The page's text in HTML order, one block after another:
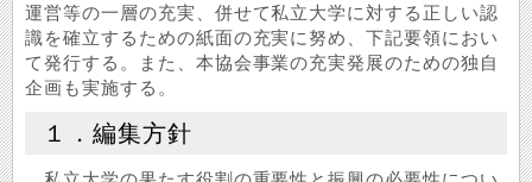
運営等の一層の充実、併せて私立大学に対する正しい認
識を確立するための紙面の充実に努め、下記要領におい
て発行する。また、本協会事業の充実発展のための独自
企画も実施する。
１．編集方針